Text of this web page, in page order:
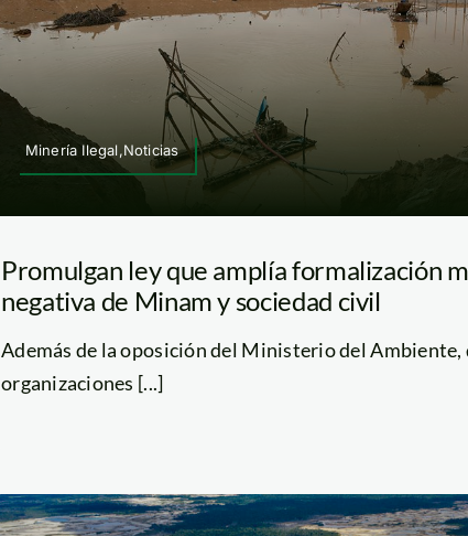
Minería Ilegal,Noticias
Promulgan ley que amplía formalización
negativa de Minam y sociedad civil
Además de la oposición del Ministerio del Ambiente,
organizaciones [...]